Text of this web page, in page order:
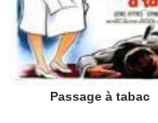
Passage à tabac